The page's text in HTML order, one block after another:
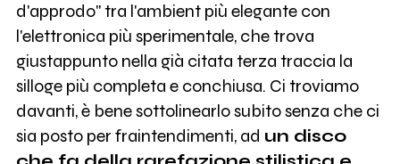
d'approdo" tra l'ambient più elegante con
l'elettronica più sperimentale, che trova
giustappunto nella già citata terza traccia la
silloge più completa e conchiusa. Ci troviamo
davanti, è bene sottolinearlo subito senza che ci
sia posto per fraintendimenti, ad un disco